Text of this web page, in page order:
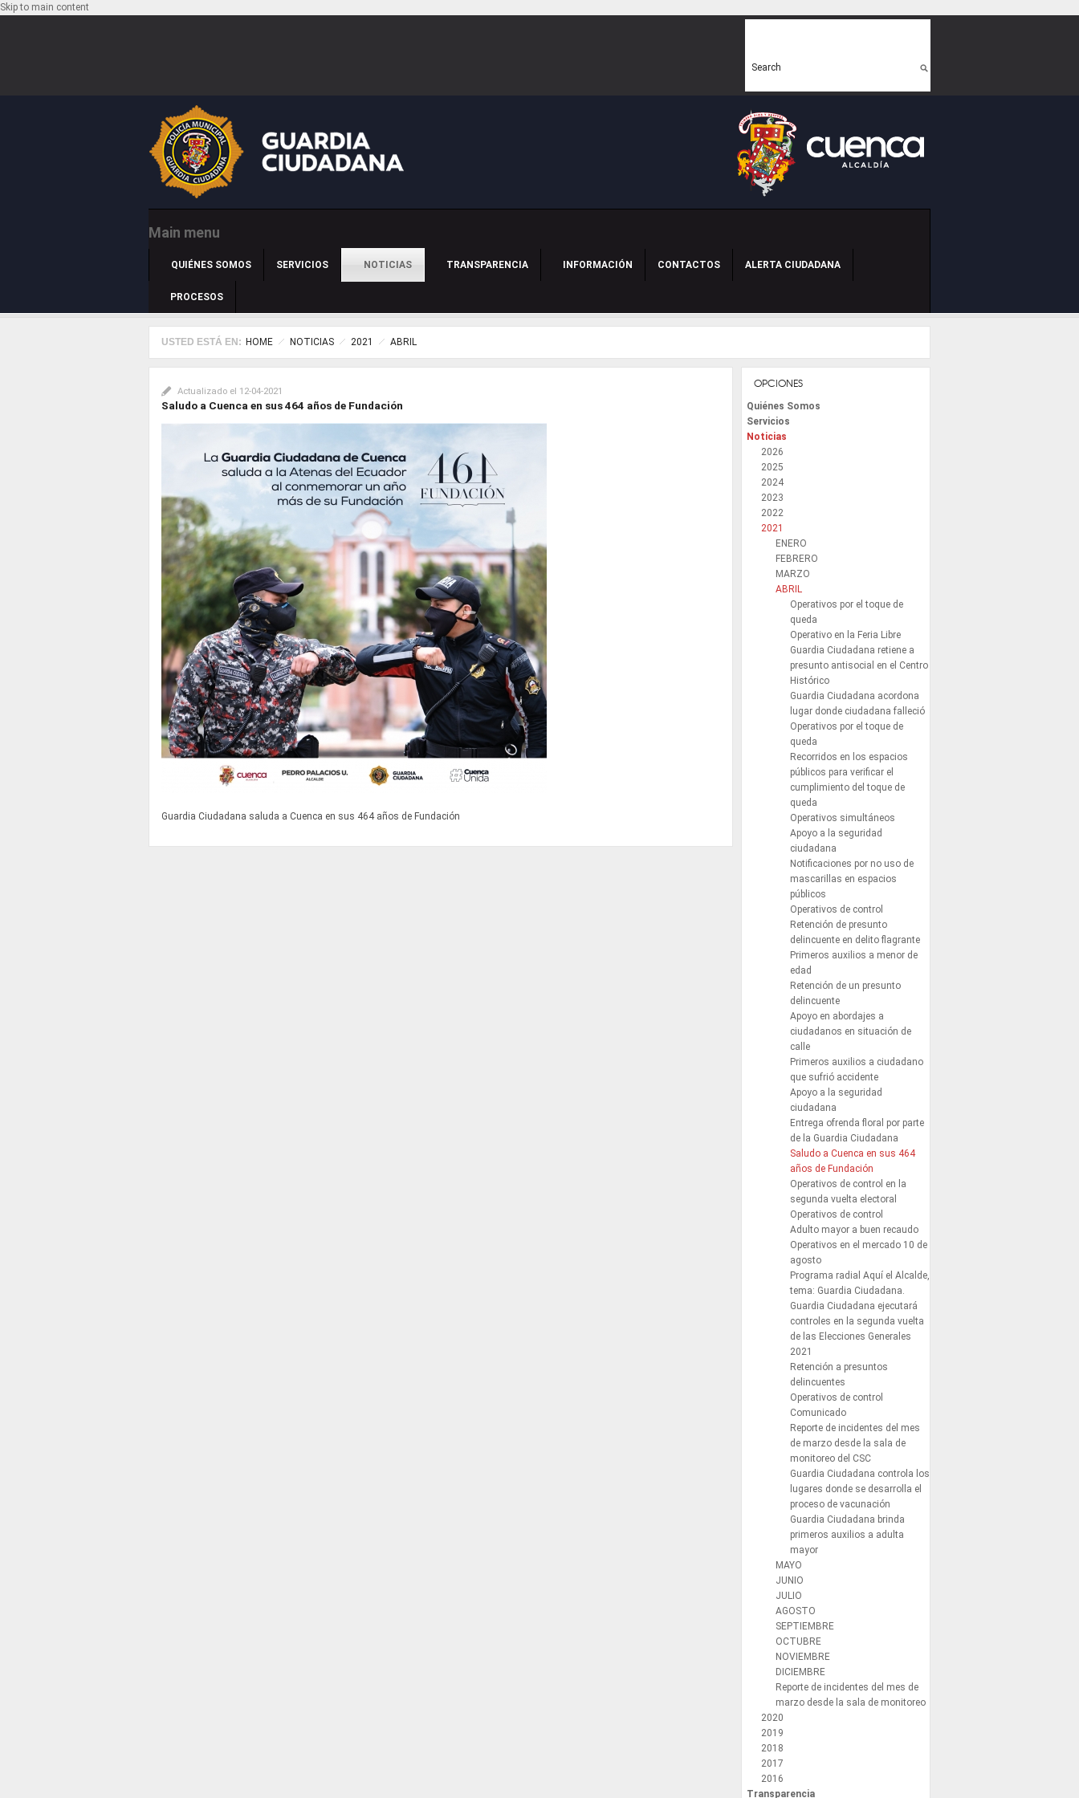
Skip to main content
Search
Main menu
QUIÉNES SOMOS SERVICIOS NOTICIAS TRANSPARENCIA INFORMACIÓN CONTACTOS ALERTA CIUDADANA
PROCESOS
USTED ESTÁ EN: HOME NOTICIAS 2021 ABRIL
Actualizado el 12-04-2021
Saludo a Cuenca en sus 464 años de Fundación
Guardia Ciudadana saluda a Cuenca en sus 464 años de Fundación
OPCIONES
Quiénes Somos
Servicios
Noticias
2026
2025
2024
2023
2022
2021
ENERO
FEBRERO
MARZO
ABRIL
Operativos por el toque de
queda
Operativo en la Feria Libre
Guardia Ciudadana retiene a
presunto antisocial en el Centro
Histórico
Guardia Ciudadana acordona
lugar donde ciudadana falleció
Operativos por el toque de
queda
Recorridos en los espacios
públicos para verificar el
cumplimiento del toque de
queda
Operativos simultáneos
Apoyo a la seguridad
ciudadana
Notificaciones por no uso de
mascarillas en espacios
públicos
Operativos de control
Retención de presunto
delincuente en delito flagrante
Primeros auxilios a menor de
edad
Retención de un presunto
delincuente
Apoyo en abordajes a
ciudadanos en situación de
calle
Primeros auxilios a ciudadano
que sufrió accidente
Apoyo a la seguridad
ciudadana
Entrega ofrenda floral por parte
de la Guardia Ciudadana
Saludo a Cuenca en sus 464
años de Fundación
Operativos de control en la
segunda vuelta electoral
Operativos de control
Adulto mayor a buen recaudo
Operativos en el mercado 10 de
agosto
Programa radial Aquí el Alcalde,
tema: Guardia Ciudadana.
Guardia Ciudadana ejecutará
controles en la segunda vuelta
de las Elecciones Generales
2021
Retención a presuntos
delincuentes
Operativos de control
Comunicado
Reporte de incidentes del mes
de marzo desde la sala de
monitoreo del CSC
Guardia Ciudadana controla los
lugares donde se desarrolla el
proceso de vacunación
Guardia Ciudadana brinda
primeros auxilios a adulta
mayor
MAYO
JUNIO
JULIO
AGOSTO
SEPTIEMBRE
OCTUBRE
NOVIEMBRE
DICIEMBRE
Reporte de incidentes del mes de
marzo desde la sala de monitoreo
2020
2019
2018
2017
2016
Transparencia